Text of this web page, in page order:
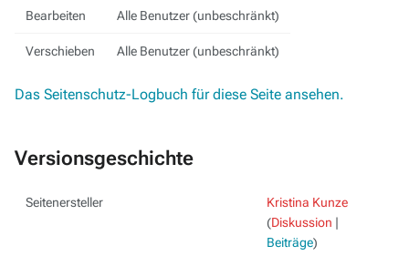
Bearbeiten Alle Benutzer (unbeschränkt)
Verschieben Alle Benutzer (unbeschränkt)
Das Seitenschutz-Logbuch für diese Seite ansehen.
Versionsgeschichte
Seitenersteller
Kristina Kunze
(Diskussion |
Beiträge)